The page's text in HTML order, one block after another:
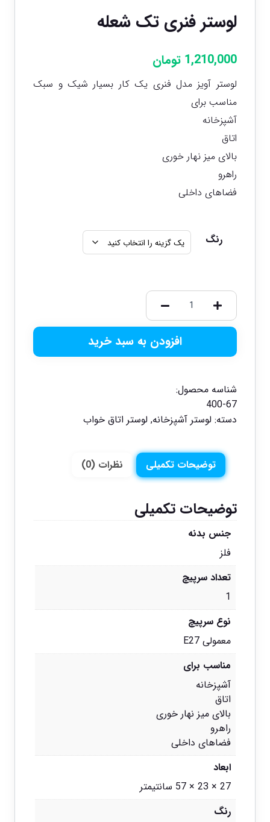
لوستر فنری تک شعله
1,210,000 تومان
لوستر آویز مدل فنری یک کار بسیار شیک و سبک
مناسب برای
آشپزخانه
اتاق
بالای میز نهار خوری
راهرو
فضاهای داخلی
رنگ
افزودن به سبد خرید
شناسه محصول:
400-67
دسته: لوستر آشپزخانه, لوستر اتاق خواب
توضیحات تکمیلی نظرات (0)
توضیحات تکمیلی
جنس بدنه
فلز
تعداد سرپیچ
1
نوع سرپیچ
معمولی E27
مناسب برای
آشپزخانه
اتاق
بالای میز نهار خوری
راهرو
فضاهای داخلی
ابعاد
27 × 23 × 57 سانتیمتر
رنگ